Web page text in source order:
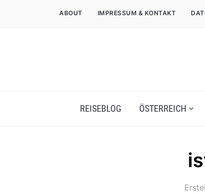
ABOUT IMPRESSUM & KONTAKT
REISEBLOG ÖSTERREICH